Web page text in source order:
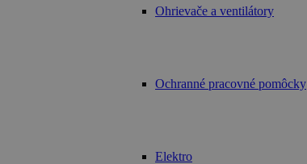
Ohrievače a ventilátory
Ochranné pracovné pomôcky
Elektro